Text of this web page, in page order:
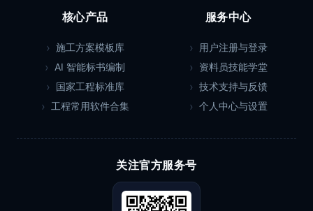
核心产品
施工方案模板库
AI 智能标书编制
国家工程标准库
工程常用软件合集
服务中心
用户注册与登录
资料员技能学堂
技术支持与反馈
个人中心与设置
关注官方服务号